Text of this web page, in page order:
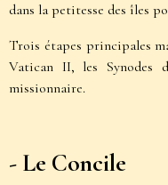
dans la petitesse des îles
Trois étapes principales
Vatican II, les Synodes
missionnaire.
- Le Concile